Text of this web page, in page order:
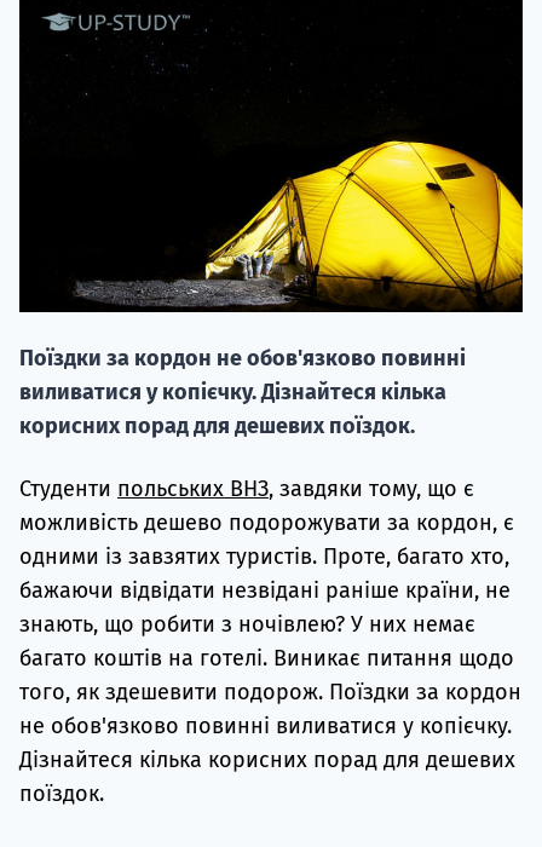
Поїздки за кордон не обов'язково повинні
виливатися у копієчку. Дізнайтеся кілька
корисних порад для дешевих поїздок.
Студенти польських ВНЗ, завдяки тому, що є
можливість дешево подорожувати за кордон, є
одними із завзятих туристів. Проте, багато хто,
бажаючи відвідати незвідані раніше країни, не
знають, що робити з ночівлею? У них немає
багато коштів на готелі. Виникає питання щодо
того, як здешевити подорож. Поїздки за кордон
не обов'язково повинні виливатися у копієчку.
Дізнайтеся кілька корисних порад для дешевих
поїздок.
НАБІР
вступ на